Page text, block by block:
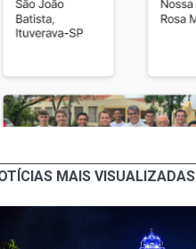
MAIS VISUALIZADAS